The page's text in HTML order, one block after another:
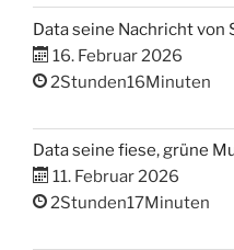
Data seine Nachricht von
16. Februar 2026
2Stunden16Minuten
Data seine fiese, grüne
11. Februar 2026
2Stunden17Minuten